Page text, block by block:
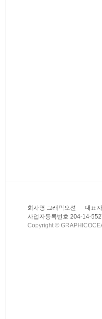
회사명 그래픽오션
대표
사업자등록번호 204-14-
Copyright ©